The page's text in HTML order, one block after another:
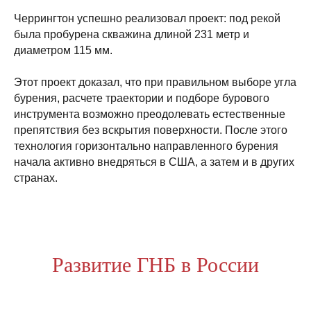
Черрингтон успешно реализовал проект: под рекой
была пробурена скважина длиной 231 метр и
диаметром 115 мм.
Этот проект доказал, что при правильном выборе угла
бурения, расчете траектории и подборе бурового
инструмента возможно преодолевать естественные
препятствия без вскрытия поверхности. После этого
технология горизонтально направленного бурения
начала активно внедряться в США, а затем и в других
странах.
Развитие ГНБ в России